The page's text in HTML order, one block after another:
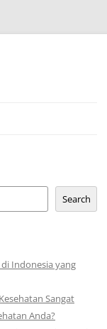
Search
Indonesia yang
Sangat
Anda?